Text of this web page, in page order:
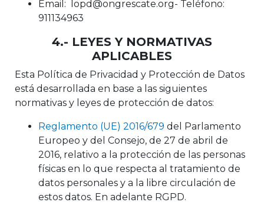
Email: lopd@ongrescate.org- Teléfono:
911134963
4.- LEYES Y NORMATIVAS
APLICABLES
Esta Política de Privacidad y Protección de Datos
está desarrollada en base a las siguientes
normativas y leyes de protección de datos:
Reglamento (UE) 2016/679 del Parlamento
Europeo y del Consejo, de 27 de abril de
2016, relativo a la protección de las personas
físicas en lo que respecta al tratamiento de
datos personales y a la libre circulación de
estos datos. En adelante RGPD.